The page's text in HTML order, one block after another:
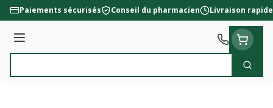
Aller au contenu
Paiements sécurisés Conseil du pharmacien Livraison rapide
Menu